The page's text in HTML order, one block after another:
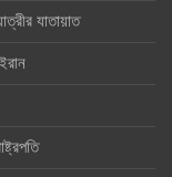
যাতায়াত